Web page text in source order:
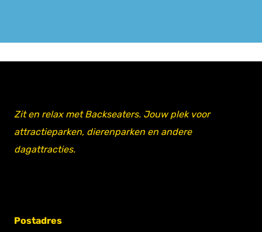
Zit en relax met Backseaters. Jouw plek voor
attractieparken, dierenparken en andere
dagattracties.
Postadres